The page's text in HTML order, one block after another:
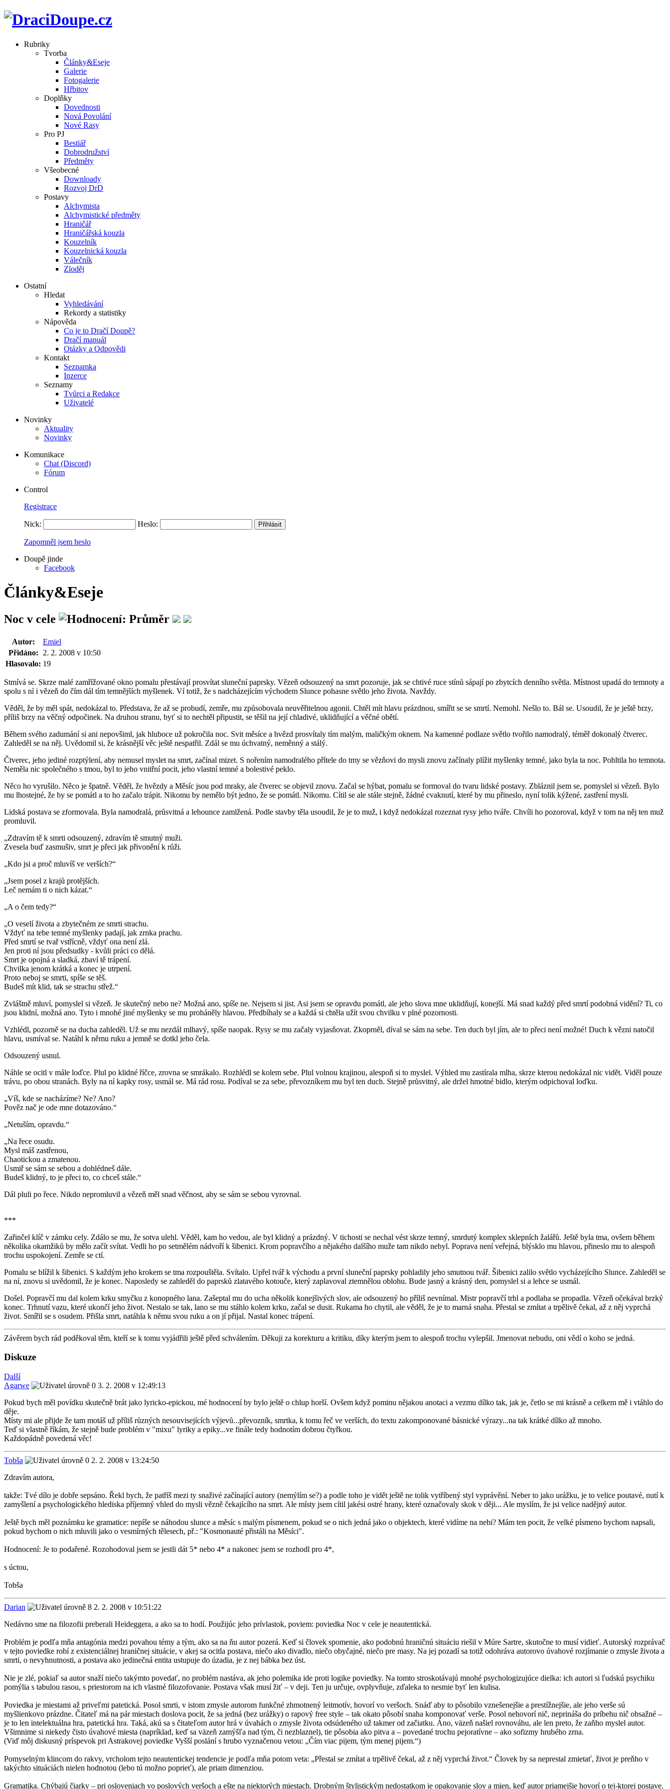
Rubriky
Tvorba
Články&Eseje
Galerie
Fotogalerie
Hřbitov
Doplňky
Dovednosti
Nová Povolání
Nové Rasy
Pro PJ
Bestiář
Dobrodružství
Předměty
Všeobecné
Downloady
Rozvoj DrD
Postavy
Alchymista
Alchymistické předměty
Hraničář
Hraničářská kouzla
Kouzelník
Kouzelnická kouzla
Válečník
Zloděj
Ostatní
Hledat
Vyhledávání
Rekordy a statistiky
Nápověda
Co je to Dračí Doupě?
Dračí manuál
Otázky a Odpovědi
Kontakt
Seznamka
Inzerce
Seznamy
Tvůrci a Redakce
Uživatelé
Novinky
Aktuality
Novinky
Komunikace
Chat (Discord)
Fórum
Control
Registrace
Nick: Heslo:
Zapomněl jsem heslo
Doupě jinde
Facebook
Články&Eseje
Noc v cele
Autor:
Emiel
Přidáno:
2. 2. 2008 v 10:50
Hlasovalo: 19
Stmívá se. Skrze malé zamřížované okno pomalu přestávají prosvítat sluneční paprsky. Vězeň odsouzený na smrt pozoruje, jak se chtivé ruce stínů sápají po zbytcích denního světla. Místnost upadá do temnoty a
spolu s ní i vězeň do čím dál tím temnějších myšlenek. Ví totiž, že s nadcházejícím východem Slunce pohasne světlo jeho života. Navždy.
Věděl, že by měl spát, nedokázal to. Představa, že až se probudí, zemře, mu způsobovala neuvěřitelnou agonii. Chtěl mít hlavu prázdnou, smířit se se smrtí. Nemohl. Nešlo to. Bál se. Usoudil, že je ještě brzy,
příliš brzy na věčný odpočinek. Na druhou stranu, byť si to nechtěl připustit, se těšil na její chladivé, uklidňující a věčné obětí.
Během svého zadumání si ani nepovšiml, jak hluboce už pokročila noc. Svit měsíce a hvězd prosvítaly tím malým, maličkým oknem. Na kamenné podlaze světlo tvořilo namodralý, téměř dokonalý čtverec.
Zahleděl se na něj. Uvědomil si, že krásnější věc ještě nespatřil. Zdál se mu úchvatný, neměnný a stálý.
Čtverec, jeho jediné rozptýlení, aby nemusel myslet na smrt, začínal mizet. S nořením namodralého přítele do tmy se vězňovi do mysli znovu začínaly plížit myšlenky temné, jako byla ta noc. Pohltila ho temnota.
Neměla nic společného s tmou, byl to jeho vnitřní pocit, jeho vlastní temné a bolestivé peklo.
Něco ho vyrušilo. Něco je špatně. Věděl, že hvězdy a Měsíc jsou pod mraky, ale čtverec se objevil znovu. Začal se hýbat, pomalu se formoval do tvaru lidské postavy. Zbláznil jsem se, pomyslel si vězeň. Bylo
mu lhostejné, že by se pomátl a to ho začalo trápit. Nikomu by nemělo být jedno, že se pomátl. Nikomu. Cítil se ale stále stejně, žádné cvaknutí, které by mu přineslo, nyní tolik kýžené, zastření mysli.
Lidská postava se zformovala. Byla namodralá, průsvitná a lehounce zamlžená. Podle stavby těla usoudil, že je to muž, i když nedokázal rozeznat rysy jeho tváře. Chvíli ho pozoroval, když v tom na něj ten muž
promluvil.
„Zdravím tě k smrti odsouzený, zdravím tě smutný muži.
Zvesela buď zasmušiv, smrt je přeci jak přivonění k růži.
„Kdo jsi a proč mluvíš ve verších?“
„Jsem posel z krajů protějších.
Leč nemám ti o nich kázat.“
„A o čem tedy?“
„O veselí života a zbytečném ze smrti strachu.
Vždyť na tebe temné myšlenky padají, jak zrnka prachu.
Před smrtí se tvař vstřícně, vždyť ona není zlá.
Jen proti ní jsou předsudky - kvůli práci co dělá.
Smrt je opojná a sladká, zbaví tě trápení.
Chvilka jenom krátká a konec je utrpení.
Proto neboj se smrti, spíše se těš.
Budeš mít klid, tak se strachu střež.“
Zvláštně mluví, pomyslel si vězeň. Je skutečný nebo ne? Možná ano, spíše ne. Nejsem si jist. Asi jsem se opravdu pomátl, ale jeho slova mne uklidňují, konejší. Má snad každý před smrtí podobná vidění? Ti, co
jsou klidní, možná ano. Tyto i mnohé jiné myšlenky se mu proháněly hlavou. Předbíhaly se a každá si chtěla užít svou chvilku v plné pozornosti.
Vzhlédl, pozorně se na ducha zahleděl. Už se mu nezdál mlhavý, spíše naopak. Rysy se mu začaly vyjasňovat. Zkoprněl, díval se sám na sebe. Ten duch byl jím, ale to přeci není možné! Duch k vězni natočil
hlavu, usmíval se. Natáhl k němu ruku a jemně se dotkl jeho čela.
Odsouzený usnul.
Náhle se ocitl v mále loďce. Plul po klidné říčce, zrovna se smrákalo. Rozhlédl se kolem sebe. Plul volnou krajinou, alespoň si to myslel. Výhled mu zastírala mlha, skrze kterou nedokázal nic vidět. Viděl pouze
trávu, po obou stranách. Byly na ní kapky rosy, usmál se. Má rád rosu. Podíval se za sebe, převozníkem mu byl ten duch. Stejně průsvitný, ale držel hmotné bidlo, kterým odpichoval loďku.
„Víš, kde se nacházíme? Ne? Ano?
Pověz nač je ode mne dotazováno.“
„Netuším, opravdu.“
„Na řece osudu.
Mysl máš zastřenou,
Chaotickou a zmatenou.
Usmiř se sám se sebou a dohlédneš dále.
Budeš klidný, to je přeci to, co chceš stále.“
Dál pluli po řece. Nikdo nepromluvil a vězeň měl snad věčnost, aby se sám se sebou vyrovnal.
***
Zařinčel klíč v zámku cely. Zdálo se mu, že sotva ulehl. Věděl, kam ho vedou, ale byl klidný a prázdný. V tichosti se nechal vést skrze temný, smrdutý komplex sklepních žalářů. Ještě byla tma, ovšem během
několika okamžiků by mělo začít svítat. Vedli ho po setmělém nádvoří k šibenici. Krom popravčího a nějakého dalšího muže tam nikdo nebyl. Poprava není veřejná, blýsklo mu hlavou, přineslo mu to alespoň
trochu uspokojení. Zemře se ctí.
Pomalu se blížil k šibenici. S každým jeho krokem se tma rozpouštěla. Svítalo. Upřel tvář k východu a první sluneční paprsky pohladily jeho smutnou tvář. Šibenici zalilo světlo vycházejícího Slunce. Zahleděl se
na ní, znovu si uvědomil, že je konec. Naposledy se zahleděl do paprsků zlatavého kotouče, který zaplavoval ztemnělou oblohu. Bude jasný a krásný den, pomyslel si a lehce se usmál.
Došel. Popravčí mu dal kolem krku smyčku z konopného lana. Zašeptal mu do ucha několik konejšivých slov, ale odsouzený ho příliš nevnímal. Mistr popravčí trhl a podlaha se propadla. Vězeň očekával brzký
konec. Trhnutí vazu, které ukončí jeho život. Nestalo se tak, lano se mu stáhlo kolem krku, začal se dusit. Rukama ho chytil, ale věděl, že je to marná snaha. Přestal se zmítat a trpělivě čekal, až z něj vyprchá
život. Smířil se s osudem. Přišla smrt, natáhla k němu svou ruku a on jí přijal. Nastal konec trápení.
Závěrem bych rád poděkoval těm, kteří se k tomu vyjádřili ještě před schválením. Děkuji za korekturu a kritiku, díky kterým jsem to alespoň trochu vylepšil. Jmenovat nebudu, oni vědí o koho se jedná.
Diskuze
Další
Agarwe
3. 2. 2008 v 12:49:13
Pokud bych měl povídku skutečně brát jako lyricko-epickou, mé hodnocení by bylo ještě o chlup horší. Ovšem když pominu nějakou anotaci a vezmu dílko tak, jak je, četlo se mi krásně a celkem mě i vtáhlo do
děje.
Místy mi ale přijde že tam motáš už příliš různých nesouvisejících výjevů...převozník, smrtka, k tomu řeč ve verších, do textu zakomponované básnické výrazy...na tak krátké dílko až mnoho.
Teď si vlastně říkám, že stejně bude problém v "mixu" lyriky a epiky...ve finále tedy hodnotím dobrou čtyřkou.
Každopádně povedená věc!
Tobša
2. 2. 2008 v 13:24:50
Zdravím autora,
takže: Tvé dílo je dobře sepsáno. Řekl bych, že patříš mezi ty snaživé začínající autory (nemýlím se?) a podle toho je vidět ještě ne tolik vytříbený styl vyprávění. Neber to jako urážku, je to velice poutavé, nutí k
zamyšlení a psychologického hlediska příjemný vhled do mysli vězně čekajícího na smrt. Ale místy jsem cítil jakési ostré hrany, které označovaly skok v ději... Ale myslím, že jsi velice nadějný autor.
Ještě bych měl poznámku ke gramatice: nepíše se náhodou slunce a měsíc s malým písmenem, pokud se o nich jedná jako o objektech, které vidíme na nebi? Mám ten pocit, že velké písmeno bychom napsali,
pokud bychom o nich mluvili jako o vesmírných tělesech, př.: "Kosmonauté přistáli na Měsíci".
Hodnocení: Je to podařené. Rozohodoval jsem se jestli dát 5* nebo 4* a nakonec jsem se rozhodl pro 4*,
s úctou,
Tobša
Darian
2. 2. 2008 v 10:51:22
Nedávno sme na filozofii preberali Heideggera, a ako sa to hodí. Použijúc jeho prívlastok, poviem: poviedka Noc v cele je neautentická.
Problém je podľa mňa antagónia medzi povahou témy a tým, ako sa na ňu autor pozerá. Keď si človek spomenie, ako podobnú hraničnú situáciu riešil v Múre Sartre, skutočne to musí vidieť. Autorský rozprávač
v tejto poviedke robí z existenciálnej hraničnej situácie, v akej sa ocitla postava, niečo ako divadlo, niečo obyčajné, niečo pre masy. Na jej pozadí sa totiž odohráva autorovo úvahové rozjímanie o zmysle života a
smrti, o nevyhnutnosti, a postava ako jedinečná entita ustupuje do úzadia, je z nej bábka bez úst.
Nie je zlé, pokiaľ sa autor snaží niečo takýmto povedať, no problém nastáva, ak jeho polemika ide proti logike poviedky. Na tomto stroskotávajú mnohé psychologizujúce dielka: ich autori si ľudskú psychiku
pomýlia s tabulou rasou, s priestorom na ich vlastné filozofovanie. Postava však musí žiť – v deji. Ten ju určuje, ovplyvňuje, zďaleka to nesmie byť len kulisa.
Poviedka je miestami až priveľmi patetická. Posol smrti, v istom zmysle autorom funkčné zhmotnený leitmotív, hovorí vo veršoch. Snáď aby to pôsobilo vznešenejšie a prestížnejšie, ale jeho verše sú
myšlienkovo prázdne. Čitateľ má na pár miestach doslova pocit, že sa jedná (bez urážky) o rapový free style – tak okato pôsobí snaha komponovať verše. Posol nehovorí nič, neprináša do príbehu nič obsažné –
je to len intelektuálna hra, patetická hra. Taká, akú sa s čitateľom autor hrá v úvahách o zmysle života odsúdeného už takmer od začiatku. Áno, väzeň našiel rovnováhu, ale len preto, že zaňho myslel autor.
Všimnime si niekedy čisto úvahové miesta (napríklad, keď sa väzeň zamýšľa nad tým, či nezblaznel), tie pôsobia ako pitva a – povedané trochu pejoratívne – ako sofizmy hrubého zrna.
(Viď môj diskusný príspevok pri Astrakovej poviedke Vyšší poslání s hrubo vyznačenou vetou: „Čím viac pijem, tým menej pijem.“)
Pomyselným klincom do rakvy, vrcholom tejto neautentickej tendencie je podľa mňa potom veta: „Přestal se zmítat a trpělivě čekal, až z něj vyprchá život.“ Človek by sa neprestal zmietať, život je preňho v
takýchto situáciách nielen hodnotou (lebo tú možno poprieť), ale priam dimenziou.
Gramatika. Chýbajú čiarky – pri osloveniach vo poslových veršoch a ešte na niektorých miestach. Drobným štylistickým nedostatkom je opakovanie slov a mien, keď autor priamejšie hovorí o tej-ktorej postave.